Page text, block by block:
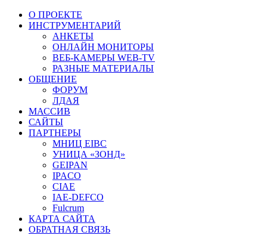
О ПРОЕКТЕ
ИНСТРУМЕНТАРИЙ
АНКЕТЫ
ОНЛАЙН МОНИТОРЫ
ВЕБ-КАМЕРЫ WEB-TV
РАЗНЫЕ МАТЕРИАЛЫ
ОБЩЕНИЕ
ФОРУМ
ЛДАЯ
МАССИВ
САЙТЫ
ПАРТНЕРЫ
МНИЦ EIBC
УНИЦА «ЗОНД»
GEIPAN
IPACO
CIAE
IAE-DEFCO
Fulcrum
КАРТА САЙТА
ОБРАТНАЯ СВЯЗЬ